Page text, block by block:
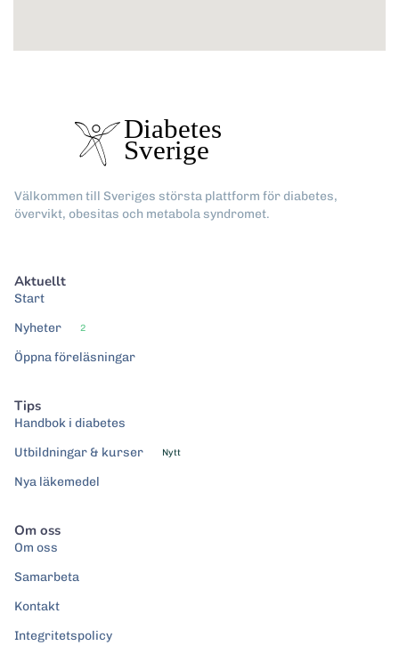
Välkommen till Sveriges största plattform för diabetes,
övervikt, obesitas och metabola syndromet.
Aktuellt
Start
Nyheter
2
Öppna föreläsningar
Tips
Handbok i diabetes
Utbildningar & kurser
Nytt
Nya läkemedel
Om oss
Om oss
Samarbeta
Kontakt
Integritetspolicy